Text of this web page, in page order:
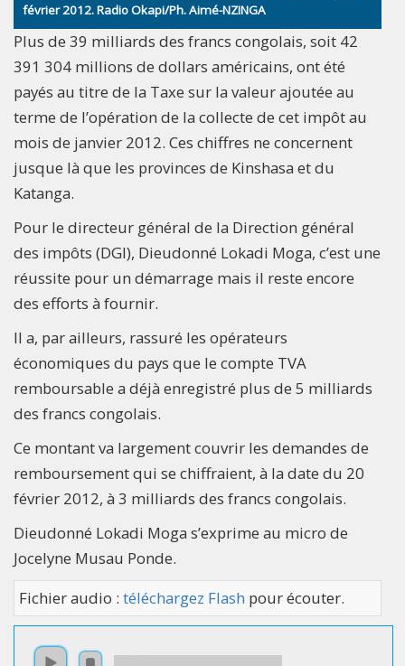
février 2012. Radio Okapi/Ph. Aimé-NZINGA
Plus de 39 milliards des francs congolais, soit 42
391 304 millions de dollars américains, ont été
payés au titre de la Taxe sur la valeur ajoutée au
terme de l’opération de la collecte de cet impôt au
mois de janvier 2012. Ces chiffres ne concernent
jusque là que les provinces de Kinshasa et du
Katanga.
Pour le directeur général de la Direction général
des impôts (DGI), Dieudonné Lokadi Moga, c’est une
réussite pour un démarrage mais il reste encore
des efforts à fournir.
Il a, par ailleurs, rassuré les opérateurs
économiques du pays que le compte TVA
remboursable a déjà enregistré plus de 5 milliards
des francs congolais.
Ce montant va largement couvrir les demandes de
remboursement qui se chiffraient, à la date du 20
février 2012, à 3 milliards des francs congolais.
Dieudonné Lokadi Moga s’exprime au micro de
Jocelyne Musau Ponde.
Fichier audio : téléchargez Flash pour écouter.